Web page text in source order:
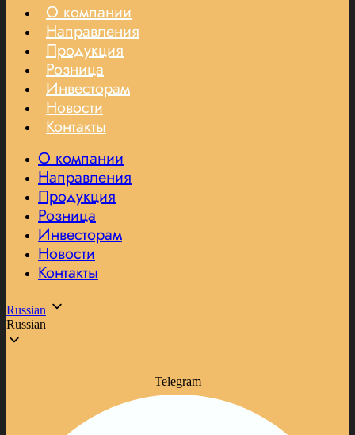
О компании
Направления
Продукция
Розница
Инвесторам
Новости
Контакты
О компании
Направления
Продукция
Розница
Инвесторам
Новости
Контакты
Russian
Russian
Telegram